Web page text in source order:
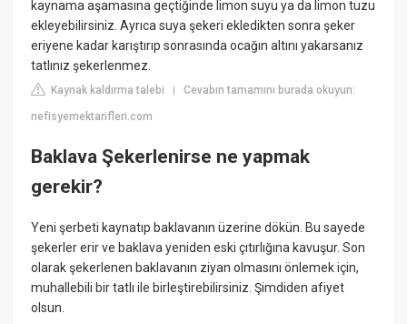
kaynama aşamasına geçtiğinde limon suyu ya da limon tuzu
ekleyebilirsiniz. Ayrıca suya şekeri ekledikten sonra şeker
eriyene kadar karıştırıp sonrasında ocağın altını yakarsanız
tatlınız şekerlenmez.
Kaynak kaldırma talebi |Cevabın tamamını burada okuyun:
nefisyemektarifleri.com
Baklava Şekerlenirse ne yapmak
gerekir?
Yeni şerbeti kaynatıp baklavanın üzerine dökün. Bu sayede
şekerler erir ve baklava yeniden eski çıtırlığına kavuşur. Son
olarak şekerlenen baklavanın ziyan olmasını önlemek için,
muhallebili bir tatlı ile birleştirebilirsiniz. Şimdiden afiyet
olsun.